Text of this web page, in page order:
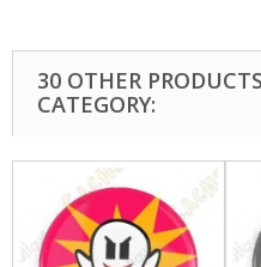
30 OTHER
CATEGORY: